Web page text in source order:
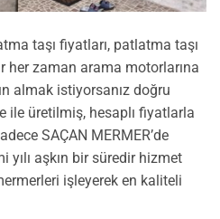
taşı fiyatları, patlatma taşı
her zaman arama motorlarına
almak istiyorsanız doğru
ile üretilmiş, hesaplı fiyatlarla
SAÇAN MERMER’de
aşkın bir süredir hizmet
işleyerek en kaliteli